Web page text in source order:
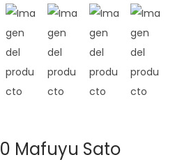
Mafuyu Sato